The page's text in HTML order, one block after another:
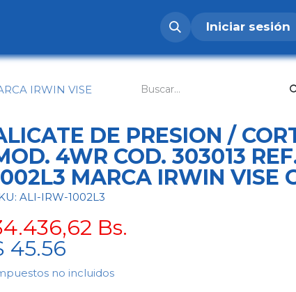
Postúlate
Iniciar sesión
IRWIN VISE
DE PRESION /
4WR COD. 303013
MARCA IRWIN VISE
ALI-IRW-1002L3
Bs.
45.56
no incluidos